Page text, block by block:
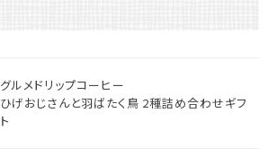
グルメドリップコーヒー
ひげおじさんと羽ばたく鳥 2種詰め合わせギフ
ト